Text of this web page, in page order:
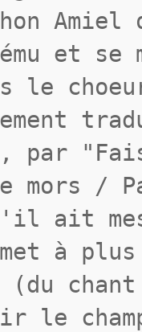
et
le
par
mors /
ait
à
le